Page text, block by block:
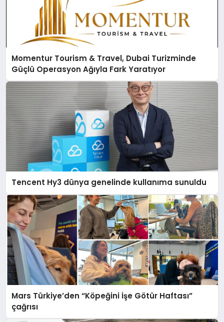
Momentur Tourism & Travel, Dubai Turizminde
Güçlü Operasyon Ağıyla Fark Yaratıyor
Tencent Hy3 dünya genelinde kullanıma sunuldu
Mars Türkiye’den “Köpeğini İşe Götür Haftası”
çağrısı